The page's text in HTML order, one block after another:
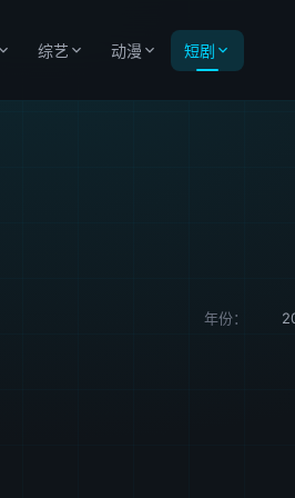
综艺 动漫 短剧
年份：